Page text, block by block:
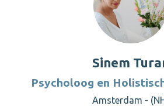
Sinem
Psycholoog en
Amsterdam -